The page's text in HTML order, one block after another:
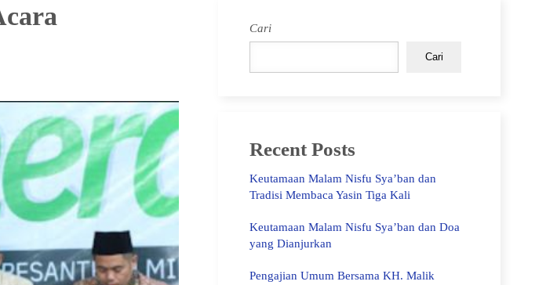
Cari
Cari
Recent Posts
Keutamaan Malam Nisfu Sya’ban dan
Tradisi Membaca Yasin Tiga Kali
Keutamaan Malam Nisfu Sya’ban dan Doa
yang Dianjurkan
Pengajian Umum Bersama KH. Malik